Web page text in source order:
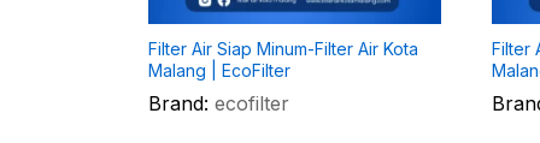
Filter Air Siap Minum-Filter Air Kota
Malang | EcoFilter
Brand: ecofilter
Filter